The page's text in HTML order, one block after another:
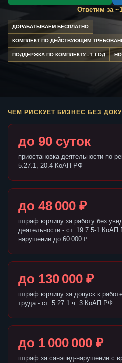
Ответим за
ДОРАБАТЫВАЕМ БЕСПЛАТНО
КОМПЛЕКТ ПО ДЕЙСТВУЮЩИМ
ПОДДЕРЖКА ПО КОМПЛЕКТУ - 1 ГОД
ЧЕМ РИСКУЕТ БИЗНЕС БЕЗ
до 90 суток
приостановка деятельности по
5.27.1, 20.4 КоАП РФ
до 48 000 ₽
штраф юрлицу за работу без
деятельности - ст. 19.7.5-1
нарушении до 60 000 ₽
до 130 000 ₽
штраф юрлицу за допуск к
труда - ст. 5.27.1 ч. 3 КоАП РФ
до 1 000 000 ₽
штраф за санэпид-нарушение с